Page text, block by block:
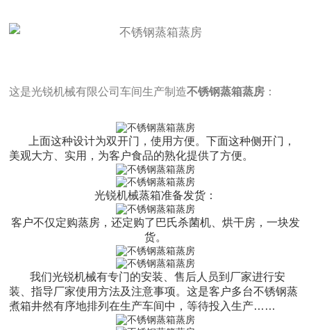
这是光锐机械有限公司车间生产制造不锈钢蒸箱蒸房 ：
上面这种设计为双开门，使用方便。下面这种侧开门，
美观大方、实用，为客户食品的熟化提供了方便。
光锐机械蒸箱准备发货：
客户不仅定购蒸房，还定购了巴氏杀菌机、烘干房，一块发
货。
我们光锐机械有专门的安装、售后人员到厂家进行安
装、指导厂家使用方法及注意事项。这是客户多台不锈钢蒸
煮箱井然有序地排列在生产车间中，等待投入生产……